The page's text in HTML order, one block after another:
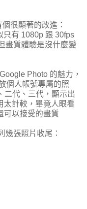
很顯著的改進：
只有 1080p 跟 30fps
畫質體驗是沒什麼變
Photo 的魅力，
個人帳號專屬的照
二代、三代，顯示出
太計較，畢竟人眼看
可以接受的畫質
幾張照片收尾：